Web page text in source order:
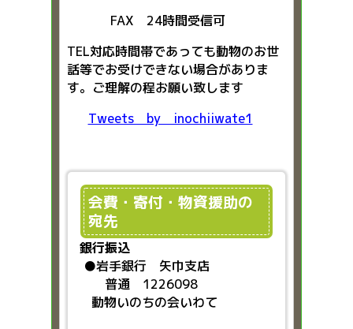
FAX 24時間受信可
TEL対応時間帯であっても動物のお世
話等でお受けできない場合がありま
す。ご理解の程お願い致します
Tweets by inochiiwate1
会費・寄付・物資援助の
宛先
銀行振込
●岩手銀行 矢巾支店
普通 1226098
動物いのちの会いわて